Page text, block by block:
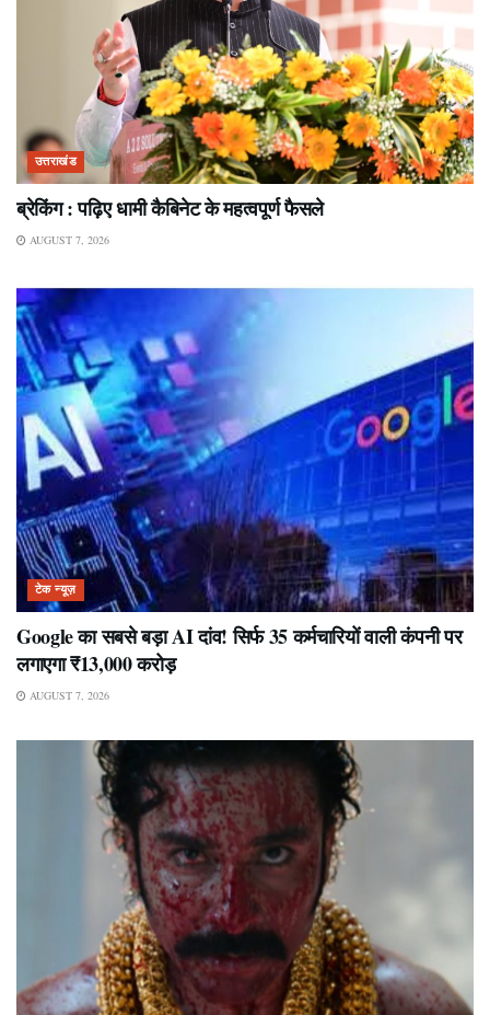
उत्तराखंड
ब्रेकिंग : पढ़िए धामी कैबिनेट के महत्वपूर्ण फैसले
AUGUST 7, 2026
टेक न्यूज़
Google का सबसे बड़ा AI दांव! सिर्फ 35 कर्मचारियों वाली कंपनी पर
लगाएगा ₹13,000 करोड़
AUGUST 7, 2026